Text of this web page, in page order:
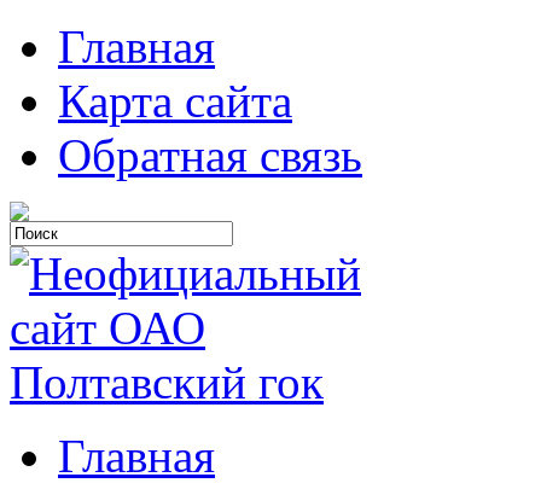
Главная
Карта сайта
Обратная связь
Главная